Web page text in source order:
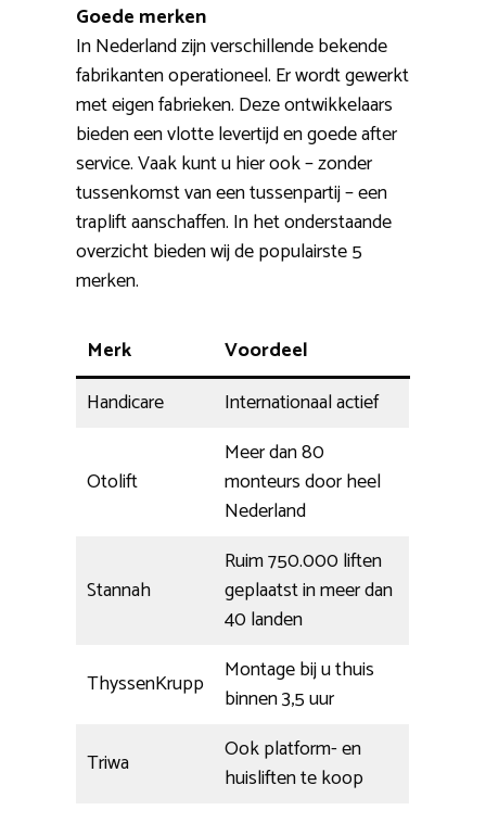
Goede merken
In Nederland zijn verschillende bekende
fabrikanten operationeel. Er wordt gewerkt
met eigen fabrieken. Deze ontwikkelaars
bieden een vlotte levertijd en goede after
service. Vaak kunt u hier ook – zonder
tussenkomst van een tussenpartij – een
traplift aanschaffen. In het onderstaande
overzicht bieden wij de populairste 5
merken.
Merk
Voordeel
Handicare
Internationaal actief
Otolift
Meer dan 80
monteurs door heel
Nederland
Stannah
Ruim 750.000 liften
geplaatst in meer dan
40 landen
ThyssenKrupp
Montage bij u thuis
binnen 3,5 uur
Triwa
Ook platform- en
huisliften te koop